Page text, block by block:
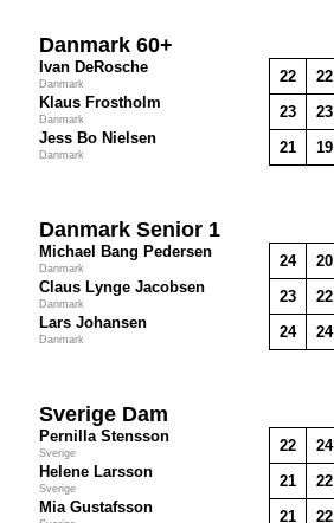
Danmark 60+
Ivan DeRosche
Danmark 22 22
Klaus Frostholm
Danmark 23 23
Jess Bo Nielsen
Danmark 21 19
Danmark Senior 1
Michael Bang Pedersen
Danmark 24 20
Claus Lynge Jacobsen
Danmark 23 22
Lars Johansen
Danmark 24 24
Sverige Dam
Pernilla Stensson
Sverige 22 24
Helene Larsson
Sverige 21 22
Mia Gustafsson
21 22